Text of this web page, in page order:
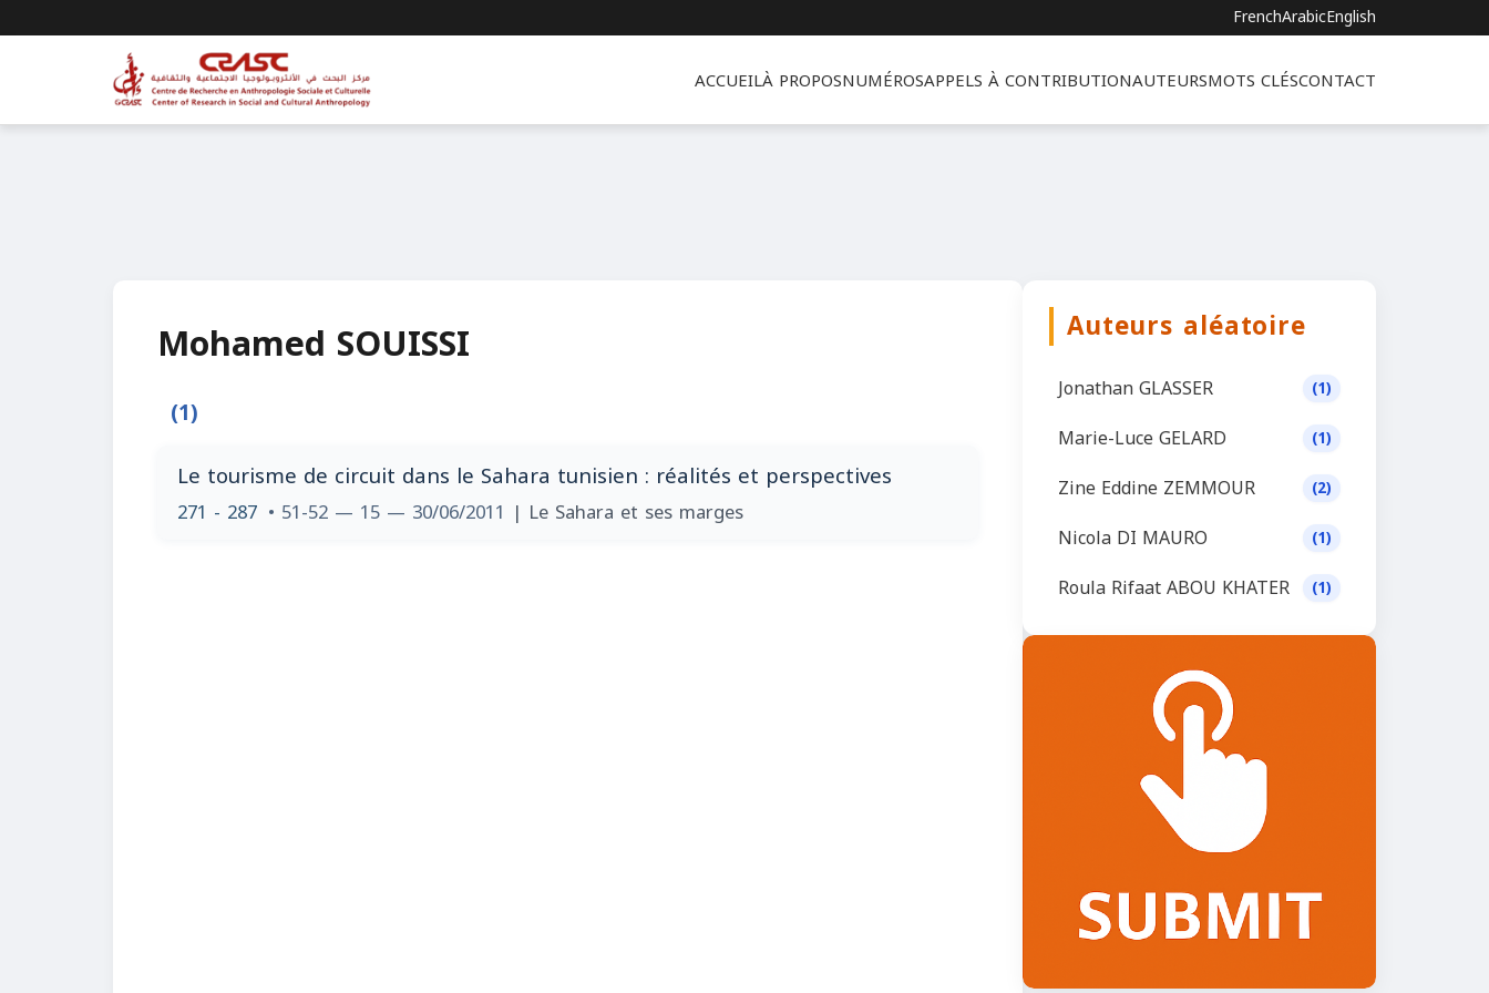
FrenchArabicEnglish
ACCUEILÀ PROPOSNUMÉROSAPPELS À CONTRIBUTIONAUTEURSMOTS CLÉSCONTACT
Mohamed SOUISSI
(1)
Le tourisme de circuit dans le Sahara tunisien : réalités et perspectives
271 - 287 • 51-52 — 15 — 30/06/2011 | Le Sahara et ses marges
Auteurs aléatoire
Jonathan GLASSER (1)
Marie-Luce GELARD (1)
Zine Eddine ZEMMOUR (2)
Nicola DI MAURO (1)
Roula Rifaat ABOU KHATER (1)